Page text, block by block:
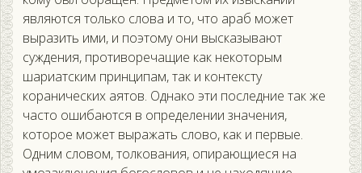
являются только слова и то, что араб может
выразить ими, и поэтому они высказывают
суждения, противоречащие как некоторым
шариатским принципам, так и контексту
коранических аятов. Однако эти последние так же
часто ошибаются в определении значения,
которое может выражать слово, как и первые.
Одним словом, толкования, опирающиеся на